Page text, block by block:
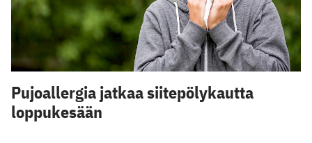
Pujoallergia jatkaa siitepölykautta
loppukesään